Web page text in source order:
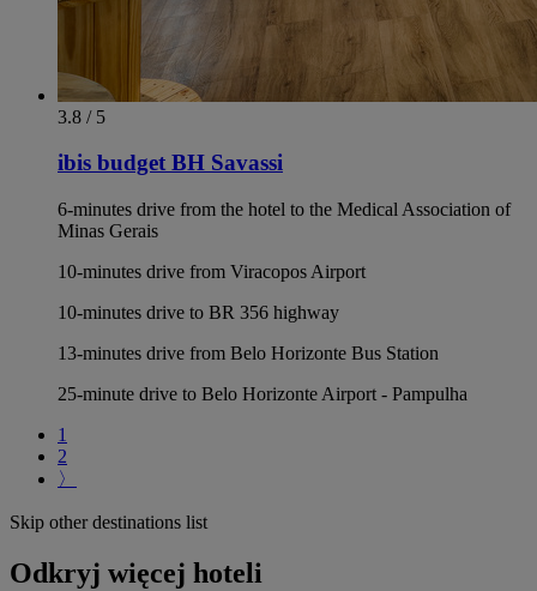
3.8 / 5
ibis budget BH Savassi
6-minutes drive from the hotel to the Medical Association of
Minas Gerais
10-minutes drive from Viracopos Airport
10-minutes drive to BR 356 highway
13-minutes drive from Belo Horizonte Bus Station
25-minute drive to Belo Horizonte Airport - Pampulha
1
2
〉
Skip other destinations list
Odkryj więcej hoteli